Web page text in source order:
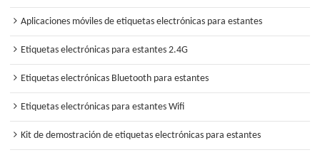
Aplicaciones móviles de etiquetas electrónicas para estantes
Etiquetas electrónicas para estantes 2.4G
Etiquetas electrónicas Bluetooth para estantes
Etiquetas electrónicas para estantes Wifi
Kit de demostración de etiquetas electrónicas para estantes